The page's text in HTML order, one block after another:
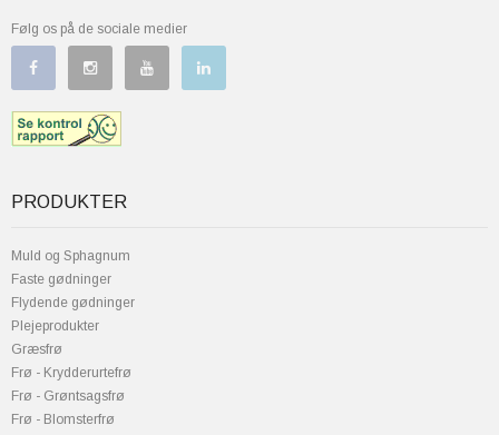
Følg os på de sociale medier
PRODUKTER
Muld og Sphagnum
Faste gødninger
Flydende gødninger
Plejeprodukter
Græsfrø
Frø - Krydderurtefrø
Frø - Grøntsagsfrø
Frø - Blomsterfrø